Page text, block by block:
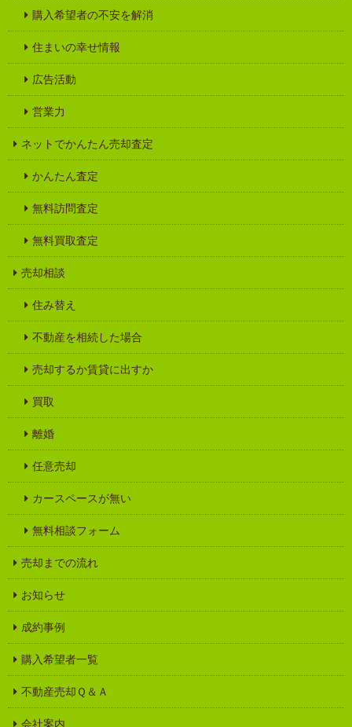
購入希望者の不安を解消
住まいの幸せ情報
広告活動
営業力
ネットでかんたん売却査定
かんたん査定
無料訪問査定
無料買取査定
売却相談
住み替え
不動産を相続した場合
売却するか賃貸に出すか
買取
離婚
任意売却
カースペースが無い
無料相談フォーム
売却までの流れ
お知らせ
成約事例
購入希望者一覧
不動産売却Ｑ＆Ａ
会社案内